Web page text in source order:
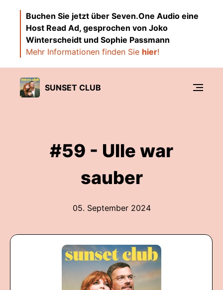
Buchen Sie jetzt über Seven.One Audio eine
Host Read Ad, gesprochen von Joko
Winterscheidt und Sophie Passmann
Mehr Informationen finden Sie hier!
SUNSET CLUB
#59 - Ulle war
sauber
05. September 2024